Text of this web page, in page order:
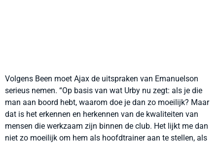
Volgens Been moet Ajax de uitspraken van Emanuelson
serieus nemen. “Op basis van wat Urby nu zegt: als je die
man aan boord hebt, waarom doe je dan zo moeilijk? Maar
dat is het erkennen en herkennen van de kwaliteiten van
mensen die werkzaam zijn binnen de club. Het lijkt me dan
niet zo moeilijk om hem als hoofdtrainer aan te stellen, als